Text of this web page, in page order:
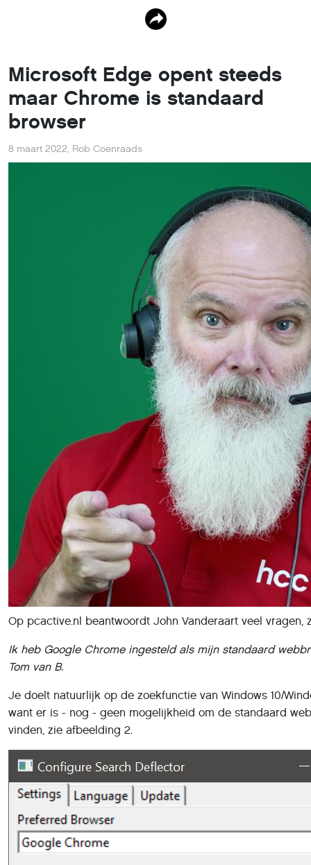
Microsoft Edge opent steeds
maar Chrome is standaard
browser
8 maart 2022, Rob Coenraads
Op pcactive.nl beantwoordt John Vanderaart veel
Ik heb Google Chrome ingesteld als mijn standaard
Tom van B.
Je doelt natuurlijk op de zoekfunctie van Windows 10/
want er is - nog - geen mogelijkheid om de standaard
vinden, zie afbeelding 2.